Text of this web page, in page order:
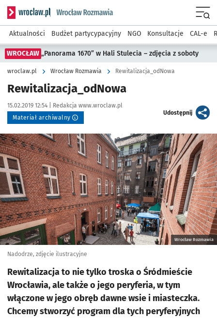
Serwis informacyjny wroclaw.pl podserwis: Rozmawia
Aktualności Budżet partycypacyjny NGO Konsultacje CAL-e
WROCŁAW „Panorama 1670” w Hali Stulecia – zdjęcia z soboty
wroclaw.pl Wrocław Rozmawia Rewitalizacja_odNowa
Rewitalizacja_odNowa
Data publikacji:
15.02.2019 12:54 | Autor:
Redakcja www.wroclaw.pl
Materiał archiwalny
Udostępnijartykuł
Kliknij, aby powiększyć
Wrocław Rozmawia
Nadodrze, zdjęcie ilustracyjne
Rewitalizacja to nie tylko troska o Śródmieście
Wrocławia, ale także o jego peryferia, w tym
włączone w jego obręb dawne wsie i miasteczka.
Chcemy stworzyć program dla tych peryferyjnych